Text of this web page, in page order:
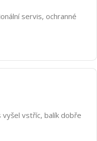
servis, ochranné
vstříc, balík dobře